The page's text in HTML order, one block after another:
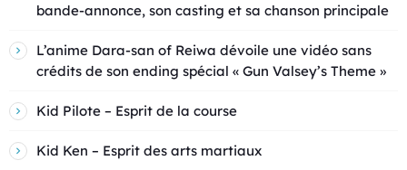
bande-annonce, son casting et sa chanson principale
L’anime Dara-san of Reiwa dévoile une vidéo sans
crédits de son ending spécial « Gun Valsey’s Theme »
Kid Pilote – Esprit de la course
Kid Ken – Esprit des arts martiaux